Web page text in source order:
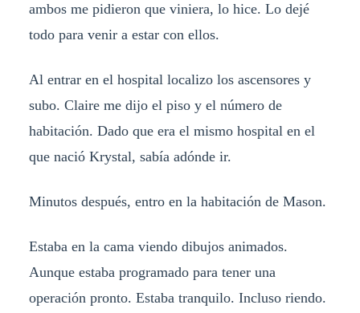
ambos me pidieron que viniera, lo hice. Lo dejé
todo para venir a estar con ellos.
Al entrar en el hospital localizo los ascensores y
subo. Claire me dijo el piso y el número de
habitación. Dado que era el mismo hospital en el
que nació Krystal, sabía adónde ir.
Minutos después, entro en la habitación de Mason.
Estaba en la cama viendo dibujos animados.
Aunque estaba programado para tener una
operación pronto. Estaba tranquilo. Incluso riendo.